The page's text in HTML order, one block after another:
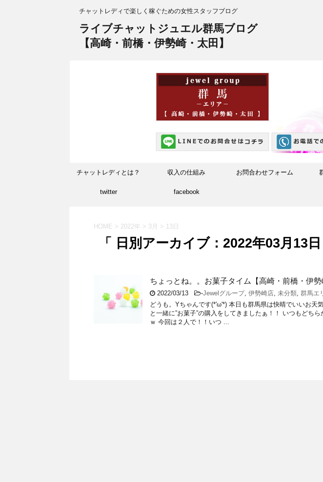
チャットレディで楽しく稼ぐための女性スタッフブログ
ライブチャットジュエル群馬ブログ
【高崎・前橋・伊勢崎・太田】
チャットレディとは？ 収入の仕組み お問合わせフォーム
twitter facebook
HOME > 2022年 > 3月 > 13日
「 日別アーカイブ：2022年03月13
ちょっとね。。お菓子タイム【高崎・前橋・伊勢
2022/03/13 -Jewelグループ, 伊勢崎店, 未分類, 群馬エ
どうも。Yちゃんです(*'ω'*) 本日も群馬県は快晴でいいお天
と一緒に”お菓子”の購入をしてきましたぁ！！ いつもどち
ｗ 今回は２人で！！いつ ...